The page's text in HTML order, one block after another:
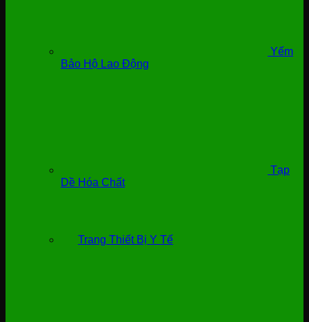
Yếm
Bảo Hộ Lao Động
Tạp
Dề Hóa Chất
Trang Thiết Bị Y Tế